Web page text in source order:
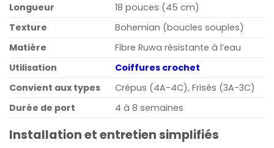
Longueur
18 pouces (45 cm)
Texture
Bohemian (boucles souples)
Matière
Fibre Ruwa résistante à l’eau
Utilisation
Coiffures crochet
Convient aux types
Crépus (4A-4C), Frisés (3A-3C)
Durée de port
4 à 8 semaines
Installation et entretien simplifiés